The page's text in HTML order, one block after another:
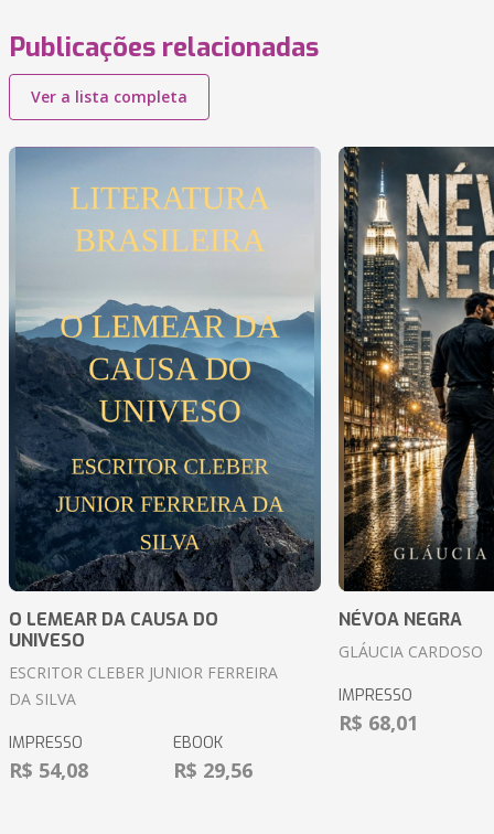
Publicações relacionadas
Ver a lista completa
O LEMEAR DA CAUSA DO
UNIVESO
ESCRITOR CLEBER JUNIOR FERREIRA
DA SILVA
IMPRESSO
R$ 54,08
EBOOK
R$ 29,56
NÉVOA NEGRA
GLÁUCIA CARDOSO
IMPRESSO
R$ 68,01